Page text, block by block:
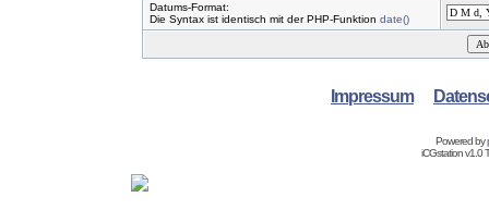
Datums-Format:
Die Syntax ist identisch mit der PHP-Funktion date()
Impressum
Powered by
iCGstation v1.0